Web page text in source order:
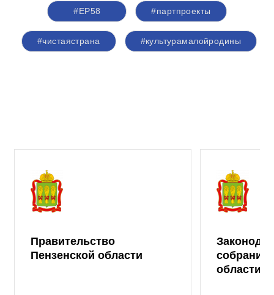
#ЕР58 #партпроекты
#чистаястрана #культурамалойродины
Правительство
Пензенской области
собрание
области